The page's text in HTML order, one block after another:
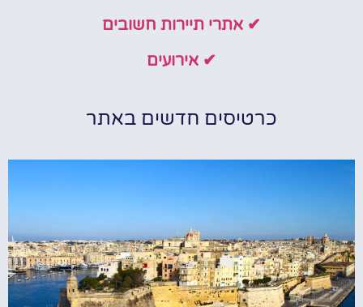
✔ אתרי תיירות חשובים
✔ אירועים
כרטיסים חדשים באתר